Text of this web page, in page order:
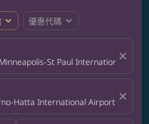
expand_more 優惠代碼 expand_more
St Paul International
close
Hatta International Airport close